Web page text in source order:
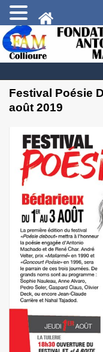
Festival Poésie
août 2019